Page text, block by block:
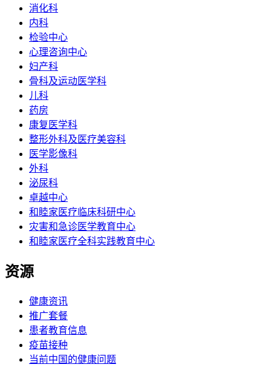
消化科
内科
检验中心
心理咨询中心
妇产科
骨科及运动医学科
儿科
药房
康复医学科
整形外科及医疗美容科
医学影像科
外科
泌尿科
卓越中心
和睦家医疗临床科研中心
灾害和急诊医学教育中心
和睦家医疗全科实践教育中心
资源
健康资讯
推广套餐
患者教育信息
疫苗接种
当前中国的健康问题